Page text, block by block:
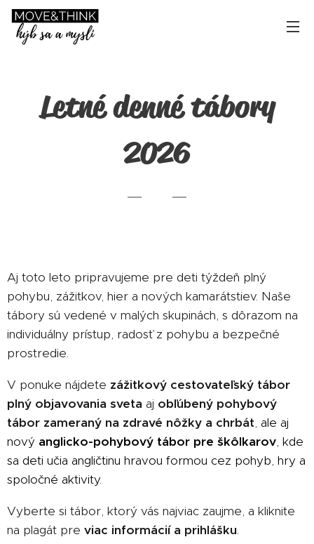
Letné denné tábory
2026
Aj toto leto pripravujeme pre deti týždeň plný
pohybu, zážitkov, hier a nových kamarátstiev. Naše
tábory sú vedené v malých skupinách, s dôrazom na
individuálny prístup, radosť z pohybu a bezpečné
prostredie.
V ponuke nájdete zážitkový cestovateľský tábor
plný objavovania sveta aj obľúbený pohybový
tábor zameraný na zdravé nôžky a chrbát, ale aj
nový anglicko-pohybový tábor pre škôlkarov, kde
sa deti učia angličtinu hravou formou cez pohyb, hry a
spoločné aktivity.
Vyberte si tábor, ktorý vás najviac zaujme, a kliknite
na plagát pre viac informácií a prihlášku.